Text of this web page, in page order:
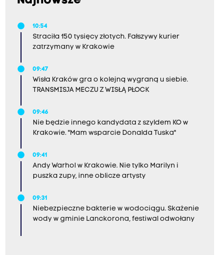
10:54
Straciła 150 tysięcy złotych. Fałszywy kurier
zatrzymany w Krakowie
09:47
Wisła Kraków gra o kolejną wygraną u siebie.
TRANSMISJA MECZU Z WISŁĄ PŁOCK
09:46
Nie będzie innego kandydata z szyldem KO w
Krakowie. "Mam wsparcie Donalda Tuska"
09:41
Andy Warhol w Krakowie. Nie tylko Marilyn i
puszka zupy, inne oblicze artysty
09:31
Niebezpieczne bakterie w wodociągu. Skażenie
wody w gminie Lanckorona, festiwal odwołany